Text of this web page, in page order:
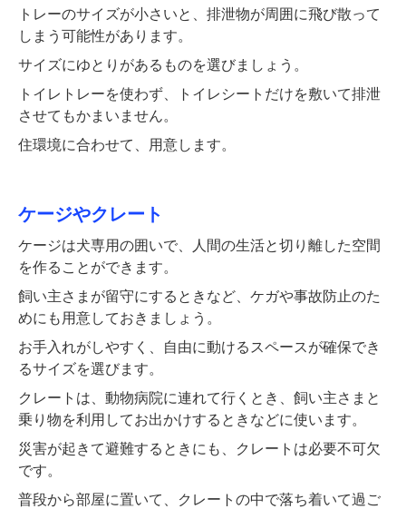
トレーのサイズが小さいと、排泄物が周囲に飛び散って
しまう可能性があります。
サイズにゆとりがあるものを選びましょう。
トイレトレーを使わず、トイレシートだけを敷いて排泄
させてもかまいません。
住環境に合わせて、用意します。
ケージやクレート
ケージは犬専用の囲いで、人間の生活と切り離した空間
を作ることができます。
飼い主さまが留守にするときなど、ケガや事故防止のた
めにも用意しておきましょう。
お手入れがしやすく、自由に動けるスペースが確保でき
るサイズを選びます。
クレートは、動物病院に連れて行くとき、飼い主さまと
乗り物を利用してお出かけするときなどに使います。
災害が起きて避難するときにも、クレートは必要不可欠
です。
普段から部屋に置いて、クレートの中で落ち着いて過ご